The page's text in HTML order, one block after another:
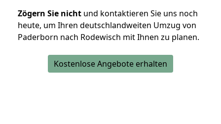
Zögern Sie nicht und kontaktieren Sie uns noch
heute, um Ihren deutschlandweiten Umzug von
Paderborn nach Rodewisch mit Ihnen zu planen.
Kostenlose Angebote erhalten